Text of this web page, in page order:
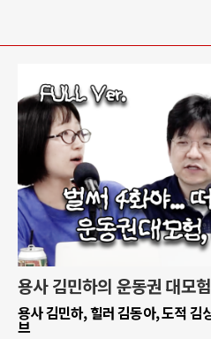
용사 김민하의 운동권 대모
용사 김민하, 힐러 김동아, 도적 김
브